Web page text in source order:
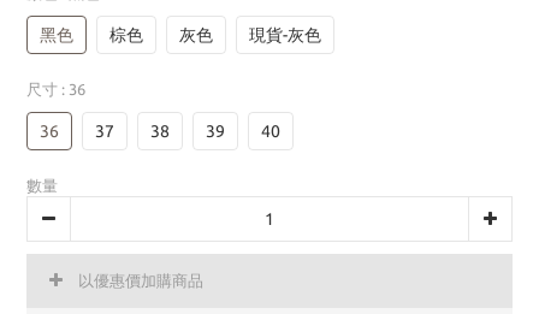
黑色 棕色 灰色 現貨-灰色
尺寸 : 36
36 37 38 39 40
數量
以優惠價加購商品